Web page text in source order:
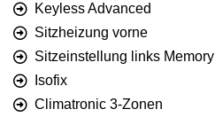
Keyless Advanced
Sitzheizung vorne
Sitzeinstellung links Memory
Isofix
Climatronic 3-Zonen